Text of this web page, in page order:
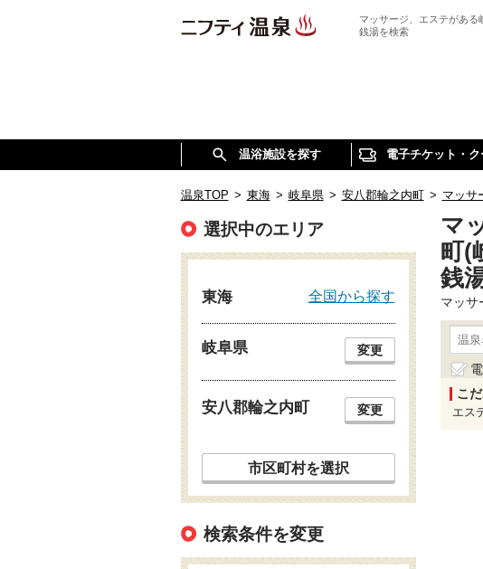
マッサージ、エステがあ
銭湯を検索
温浴施設を探す 電子チケット・
温泉TOP > 東海 > 岐阜県 > 安八郡輪之内町 > マッサ
マ
町(
銭
マッサ
こ
エス
選択中のエリア
東海 全国から探す
岐阜県 変更
安八郡輪之内町 変更
市区町村を選択
検索条件を変更